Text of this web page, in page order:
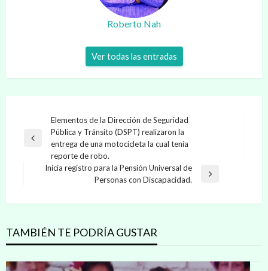
Roberto Nah
Ver todas las entradas
Navegación
de
entradas
Entrada
anterior
Elementos de la Dirección de Seguridad
Pública y Tránsito (DSPT) realizaron la
entrega de una motocicleta la cual tenía
reporte de robo.
Inicia registro para la Pensión Universal de
Personas con Discapacidad.
TAMBIÉN TE PODRÍA GUSTAR